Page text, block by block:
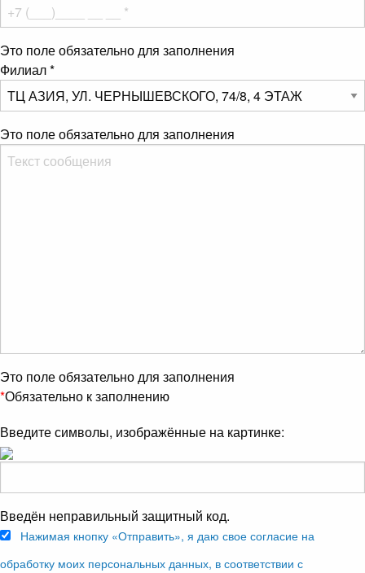
Это поле обязательно для заполнения
Филиал*
Это поле обязательно для заполнения
Это поле обязательно для заполнения
*Обязательно к заполнению
Введите символы, изображённые на картинке:
Введён неправильный защитный код.
Нажимая кнопку «Отправить», я даю свое согласие на
обработку моих персональных данных, в соответствии с